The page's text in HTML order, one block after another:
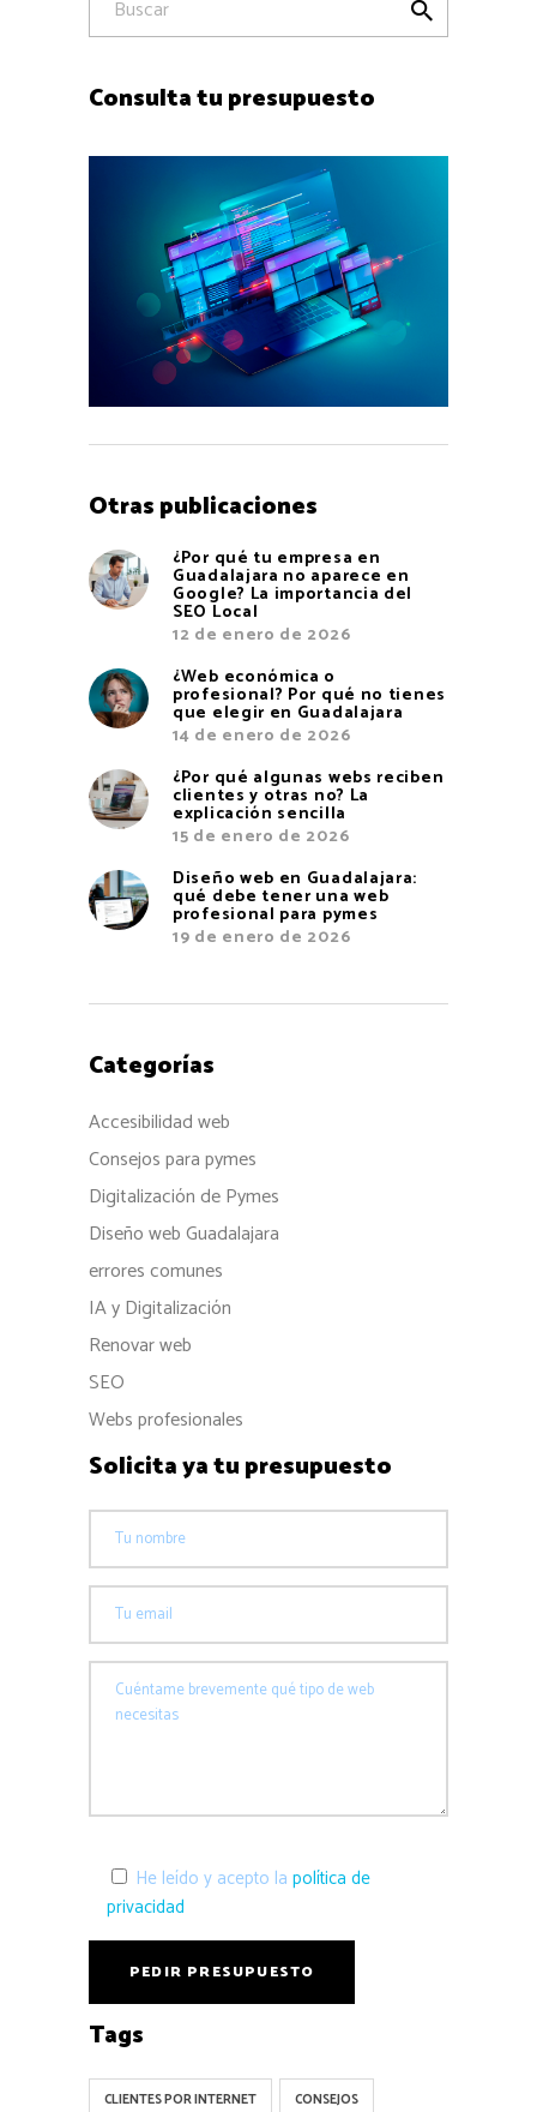

Consulta tu presupuesto
Otras publicaciones
¿Por qué tu empresa en
Guadalajara no aparece en
Google? La importancia del
SEO Local
12 de enero de 2026
¿Web económica o
profesional? Por qué no tienes
que elegir en Guadalajara
14 de enero de 2026
¿Por qué algunas webs reciben
clientes y otras no? La
explicación sencilla
15 de enero de 2026
Diseño web en Guadalajara:
qué debe tener una web
profesional para pymes
19 de enero de 2026
Categorías
Accesibilidad web
Consejos para pymes
Digitalización de Pymes
Diseño web Guadalajara
errores comunes
IA y Digitalización
Renovar web
SEO
Webs profesionales
Solicita ya tu presupuesto
He leído y acepto la política de
privacidad
Tags
CLIENTES POR INTERNET CONSEJOS